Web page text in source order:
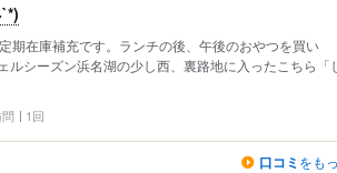
期在庫補充です。ランチの後、午後のおやつを買い
ルシーズン浜名湖の少し西、裏路地に入ったこちら「
1回
口コミ をも